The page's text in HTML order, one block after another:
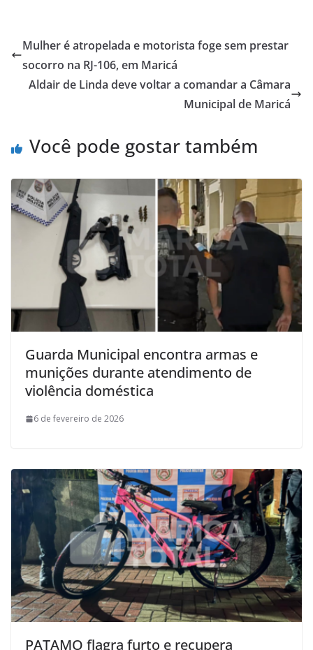
Mulher é atropelada e motorista foge sem prestar
socorro na RJ-106, em Maricá
Aldair de Linda deve voltar a comandar a Câmara
Municipal de Maricá
Você pode gostar também
Guarda Municipal encontra armas e
munições durante atendimento de
violência doméstica
6 de fevereiro de 2026
PATAMO flagra furto e recupera